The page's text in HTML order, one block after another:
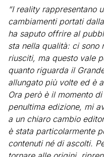
“I reality rappresentano
cambiamenti portati
ha saputo offrire al
sta nella qualità: ci sono
riusciti, ma questo vale
quanto riguarda il
allungato più volte ed è
Ora però è il momento
penultima edizione, mi
a un chiaro cambio
è stata particolarmente
contenuti né di ascolti.